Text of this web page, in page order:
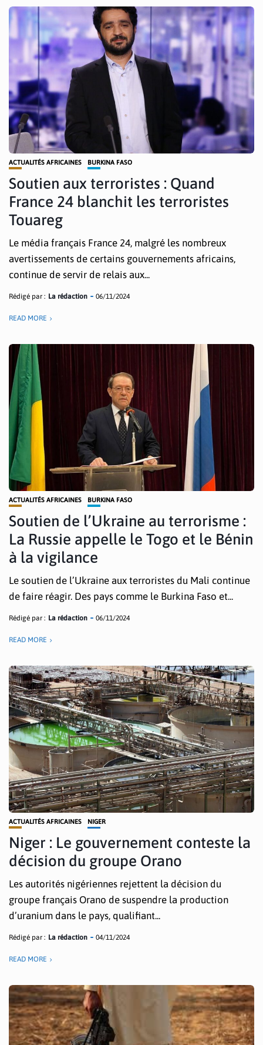
ACTUALITÉS AFRICAINES BURKINA FASO
Soutien aux terroristes : Quand
France 24 blanchit les terroristes
Touareg
Le média français France 24, malgré les nombreux
avertissements de certains gouvernements africains,
continue de servir de relais aux...
Rédigé par : La rédaction 06/11/2024
READ MORE
ACTUALITÉS AFRICAINES BURKINA FASO
Soutien de l’Ukraine au terrorisme :
La Russie appelle le Togo et le Bénin
à la vigilance
Le soutien de l’Ukraine aux terroristes du Mali continue
de faire réagir. Des pays comme le Burkina Faso et...
Rédigé par : La rédaction 06/11/2024
READ MORE
ACTUALITÉS AFRICAINES NIGER
Niger : Le gouvernement conteste la
décision du groupe Orano
Les autorités nigériennes rejettent la décision du
groupe français Orano de suspendre la production
d’uranium dans le pays, qualifiant...
Rédigé par : La rédaction 04/11/2024
READ MORE